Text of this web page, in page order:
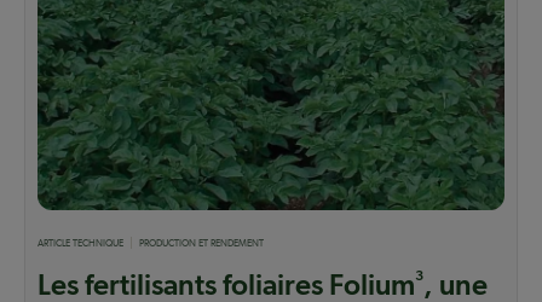
ARTICLE TECHNIQUE PRODUCTION ET RENDEMENT
Les fertilisants foliaires Folium3, une